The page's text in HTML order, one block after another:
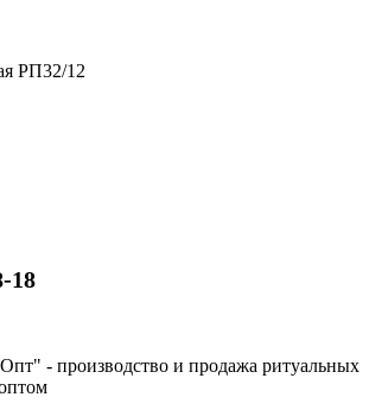
РП32/12
18
- производство и продажа ритуальных